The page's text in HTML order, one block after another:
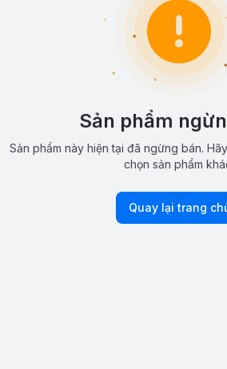
Sản phẩm
Sản phẩm này hiện tại đã ngừng bán.
chọn sản phẩm
Quay lại trang